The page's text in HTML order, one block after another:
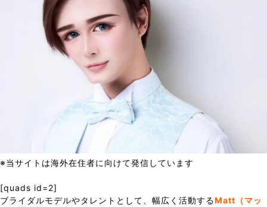
※当サイトは海外在住者に向けて発信しています
[quads id=2]
ブライダルモデルやタレントとして、幅広く活動するMatt（マッ